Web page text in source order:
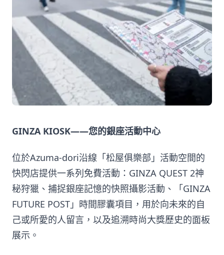
GINZA KIOSK——您的銀座活動中心
位於Azuma-dori沿線「松屋俱樂部」活動空間的
快閃店提供一系列免費活動：GINZA QUEST 2神
秘狩獵、捕捉銀座記憶的快照攝影活動、「GINZA
FUTURE POST」時間膠囊項目，用於向未來的自
己或所愛的人留言，以及追溯時尚大獎歷史的面板
展示。